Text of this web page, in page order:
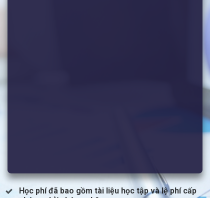
Học phí đã bao gồm tài liệu học tập và lệ phí cấp